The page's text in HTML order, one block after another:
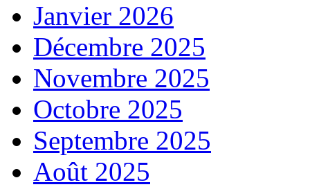
Janvier 2026
Décembre 2025
Novembre 2025
Octobre 2025
Septembre 2025
Août 2025